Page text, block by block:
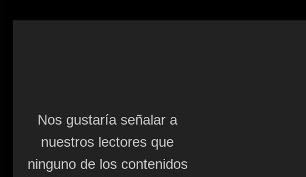
Nos gustaría señalar a
nuestros lectores que
ninguno de los contenidos